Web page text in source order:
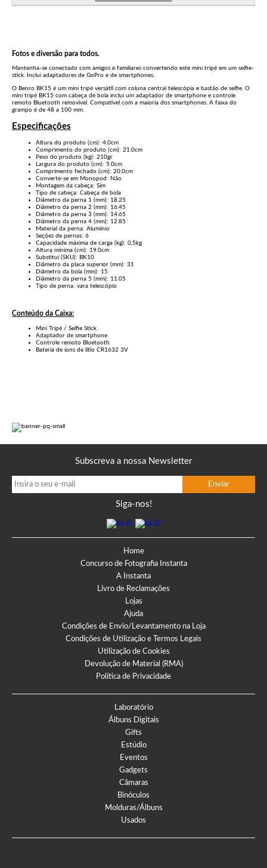
Fotos e diversão para todos.
Mantenha-se conectado com amigos e familiares convertendo este mini tripé em um selfie-
stick. Inclui adaptadores de GoPro e de smartphones.
O Benro BK15 é um mini tripé versátil com coluna central telescópia e bastão de selfie. O
mini tripé BK15 com cabeça de bola inclui um adaptador de smartphone e controle
remoto Bluetooth removível. Compatível com a maioria dos smartphones. A faixa do
grampo é de 48 a 100 mm.
Especificações
Altura do produto (cm): 4.0cm
Comprimento do produto (cm): 21.0cm
Peso do produto (kg): 210gr
Largura do produto (cm): 5.0cm
Comprimento fechado (cm): 20.0cm
Converte-se em Monopod: Não
Montagem da cabeça: Sim
Tipo de cabeça: Cabeça de bola
Diâmetro da perna 1 (mm): 18.25
Diâmetro da perna 2 (mm): 16.45
Diâmetro da perna 3 (mm): 14.65
Diâmetro da perna 4 (mm): 12.85
Material da perna: Alumínio
Seções de pernas: 6
Capacidade máxima de carga (kg): 0,5kg
Altura mínima (cm): 19.0cm
Substitui (SKU): BK10
Diâmetro da placa superior (mm): 31
Diâmetro da bola (mm): 15
Diâmetro da perna 5 (mm): 11.05
Tipo de perna: vara telescópio
Conteúdo da Caixa:
Mini Tripé / Selfie Stick
Adaptador de smartphone
Controle remoto Bluetooth
Bateria de íons de lítio CR1632 3V
Subscreva a nossa Newsletter
Siga-nos!
Home
Concurso de Fotografia Instanta
A Instanta
Livro de Reclamações
Lojas
Ajuda
Condições de Envio/Levantamento na Loja
Condições de Utilização e Termos Legais
Utilização de Cookies
Devolução de Material (RMA)
Política de Privacidade
Laboratório
Álbuns Digitais
Gifts
Estúdio
Eventos
Gadgets
Câmaras
Binóculos
Molduras/Álbuns
Usados